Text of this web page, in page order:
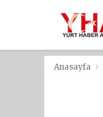
Anasayfa